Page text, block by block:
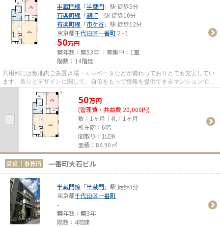
半蔵門線 「半蔵門」駅 徒歩5分
有楽町線 「麹町」駅 徒歩10分
有楽町線 「市ケ谷」駅 徒歩12分
東京都千代田区一番町２-１
50万円
築年数：築53年 ｜募集中： 1室
階数：14階建
共用部には敷地内ごみ置き場・エレベータなどが備わっておりとても充実してい
ます。造りとデザインに関して、自信をもって情報を提供できるマンションで
す。駅まで歩いてアクセスでき...
50万円
(管理費・共益費 20,000円)
敷：1ヶ月｜礼：1ヶ月
所在階：6階
間取り：1LDK
面積：84.90㎡
賃貸｜事務所 一番町大石ビル
半蔵門線 「半蔵門」駅 徒歩3分
東京都千代田区一番町
-
築年数：築3年
階数：4階建